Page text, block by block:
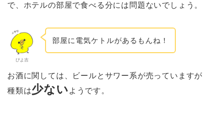
で、ホテルの部屋で食べる分には問題ないでしょう。
ぴよ吉
部屋に電気ケトルがあるもんね！
お酒に関しては、ビールとサワー系が売っていますが
種類は少ない ようです。